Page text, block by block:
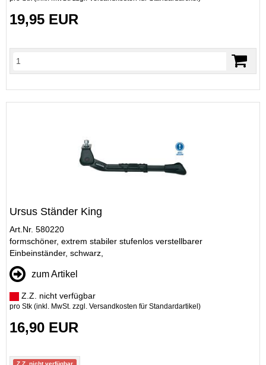
19,95 EUR
Ursus Ständer King
Art.Nr. 580220
formschöner, extrem stabiler stufenlos verstellbarer
Einbeinständer, schwarz,
zum Artikel
Z.Z. nicht verfügbar
pro Stk (inkl. MwSt. zzgl. Versandkosten für Standardartikel )
16,90 EUR
Z.Z. nicht verfügbar